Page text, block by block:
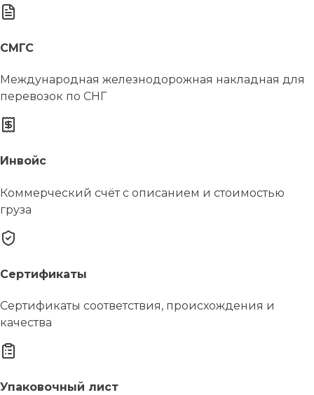
СМГС
Международная железнодорожная накладная для
перевозок по СНГ
Инвойс
Коммерческий счёт с описанием и стоимостью
груза
Сертификаты
Сертификаты соответствия, происхождения и
качества
Упаковочный лист